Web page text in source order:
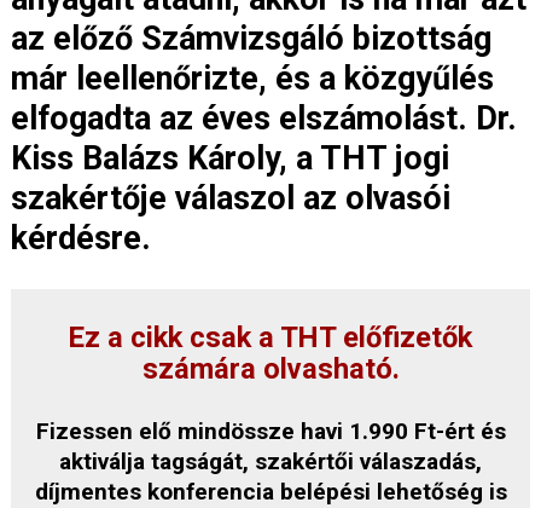
az előző Számvizsgáló bizottság
már leellenőrizte, és a közgyűlés
elfogadta az éves elszámolást. Dr.
Kiss Balázs Károly, a THT jogi
szakértője válaszol az olvasói
kérdésre.
Ez a cikk csak a THT előfizetők
számára olvasható.
Fizessen elő mindössze havi 1.990 Ft-ért és
aktiválja tagságát, szakértői válaszadás,
díjmentes konferencia belépési lehetőség is